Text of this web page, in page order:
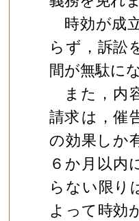
時効が成
らず，訴訟
間が無駄に
また，内
請求は，催
の効果しか
６か月以内
らない限り
よって時効